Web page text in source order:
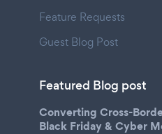
Feature Requests
Guest Blog Post
Featured Blog post
Converting Cross-
Black Friday & Cyber